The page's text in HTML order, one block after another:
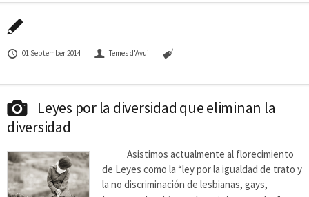
01 September 2014 Temes d'Avui
Leyes por la diversidad que eliminan la
diversidad
Asistimos actualmente al florecimiento
de Leyes como la “ley por la igualdad de trato y
la no discriminación de lesbianas, gays,